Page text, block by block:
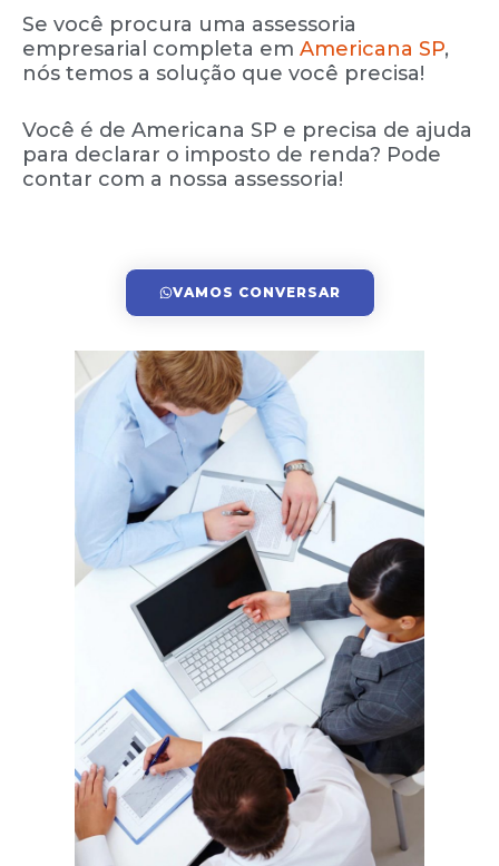
Se você procura uma assessoria
empresarial completa em Americana SP,
nós temos a solução que você precisa!
Você é de Americana SP e precisa de ajuda
para declarar o imposto de renda? Pode
contar com a nossa assessoria!
VAMOS CONVERSAR